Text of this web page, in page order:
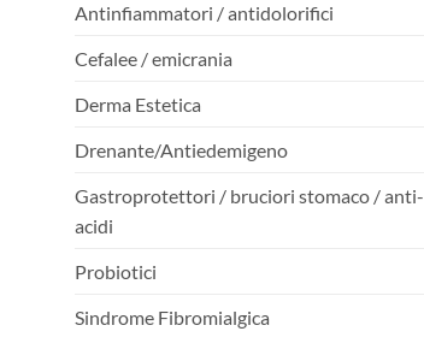
Antinfiammatori / antidolorifici
Cefalee / emicrania
Derma Estetica
Drenante/Antiedemigeno
Gastroprotettori / bruciori stomaco / anti-
acidi
Probiotici
Sindrome Fibromialgica